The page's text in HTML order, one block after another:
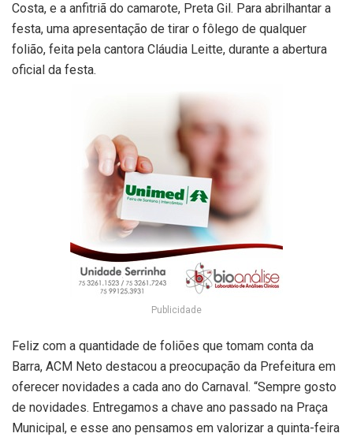
Costa, e a anfitriã do camarote, Preta Gil. Para abrilhantar a
festa, uma apresentação de tirar o fôlego de qualquer
folião, feita pela cantora Cláudia Leitte, durante a abertura
oficial da festa.
Publicidade
Feliz com a quantidade de foliões que tomam conta da
Barra, ACM Neto destacou a preocupação da Prefeitura em
oferecer novidades a cada ano do Carnaval. “Sempre gosto
de novidades. Entregamos a chave ano passado na Praça
Municipal, e esse ano pensamos em valorizar a quinta-feira